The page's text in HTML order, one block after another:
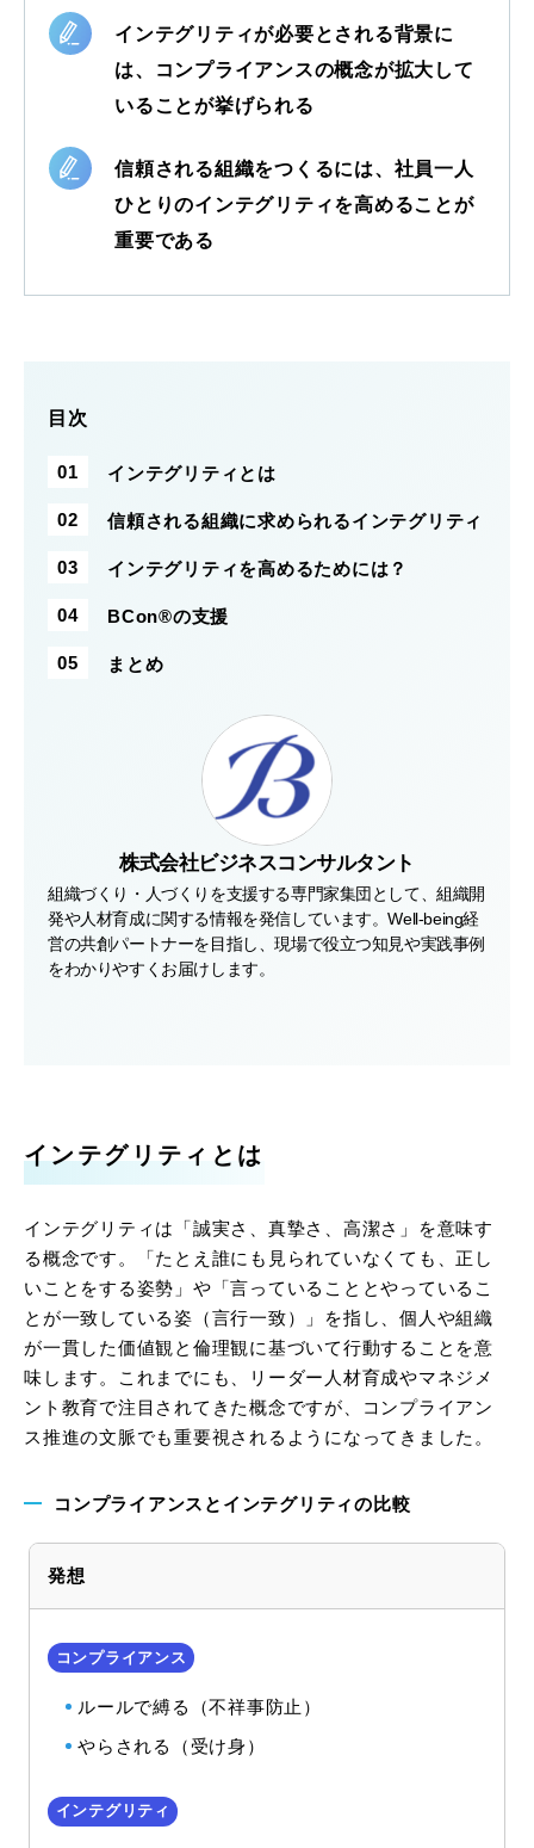
インテグリティが必要とされる背景に
は、コンプライアンスの概念が拡大して
いることが挙げられる
信頼される組織をつくるには、社員一人
ひとりのインテグリティを高めることが
重要である
目次
インテグリティとは
信頼される組織に求められるインテグリティ
インテグリティを高めるためには？
BCon®の支援
まとめ
株式会社ビジネスコンサルタント
組織づくり・人づくりを支援する専門家集団として、組織開
発や人材育成に関する情報を発信しています。Well-being経
営の共創パートナーを目指し、現場で役立つ知見や実践事例
をわかりやすくお届けします。
インテグリティとは
インテグリティは「誠実さ、真摯さ、高潔さ」を意味す
る概念です。「たとえ誰にも見られていなくても、正し
いことをする姿勢」や「言っていることとやっているこ
とが一致している姿（言行一致）」を指し、個人や組織
が一貫した価値観と倫理観に基づいて行動することを意
味します。これまでにも、リーダー人材育成やマネジメ
ント教育で注目されてきた概念ですが、コンプライアン
ス推進の文脈でも重要視されるようになってきました。
コンプライアンスとインテグリティの比較
発想
ルールで縛る（不祥事防止）
やらされる（受け身）